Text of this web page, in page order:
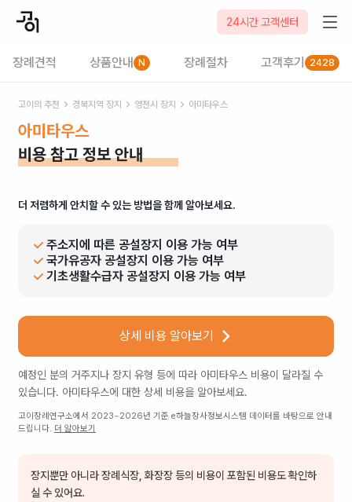
24시간 고객센터
장례견적 상품안내 N 장례절차 고객후기 2428
고이의 추천 경북지역 장지 영천시 장지 아미타우스
아미타우스
비용 참고 정보 안내
더 저렴하게 안치할 수 있는 방법을 함께 알아보세요.
주소지에 따른 공설장지 이용 가능 여부
국가유공자 공설장지 이용 가능 여부
기초생활수급자 공설장지 이용 가능 여부
상세 비용 알아보기
예정인 분의 거주지나 장지 유형 등에 따라 아미타우스 비용이 달라질 수
있습니다. 아미타우스에 대한 상세 비용을 알아보세요.
고이장례연구소에서 2023~2026년 기준 e하늘장사정보시스템 데이터를 바탕으로 안내
드립니다. 더 알아보기
장지뿐만 아니라 장례식장, 화장장 등의 비용이 포함된 비용도 확인하
실 수 있어요.